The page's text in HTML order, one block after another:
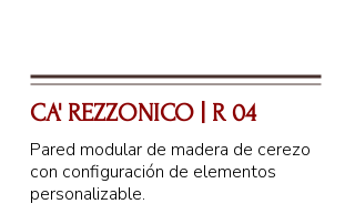
CA' REZZONICO | R 04
Pared modular de madera de cerezo
con configuración de elementos
personalizable.